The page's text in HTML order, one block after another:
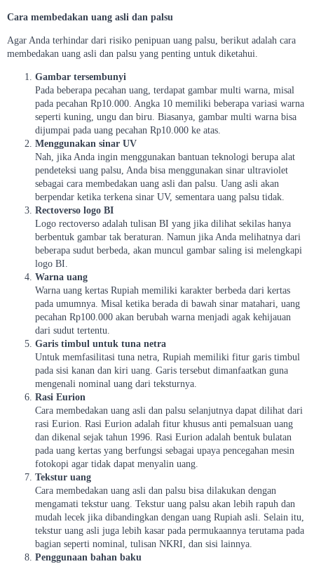
Cara membedakan uang asli dan palsu
Agar Anda terhindar dari risiko penipuan uang palsu, berikut adalah cara
membedakan uang asli dan palsu yang penting untuk diketahui.
Gambar tersembunyi
Pada beberapa pecahan uang, terdapat gambar multi warna, misal
pada pecahan Rp10.000. Angka 10 memiliki beberapa variasi warna
seperti kuning, ungu dan biru. Biasanya, gambar multi warna bisa
dijumpai pada uang pecahan Rp10.000 ke atas.
Menggunakan sinar UV
Nah, jika Anda ingin menggunakan bantuan teknologi berupa alat
pendeteksi uang palsu, Anda bisa menggunakan sinar ultraviolet
sebagai cara membedakan uang asli dan palsu. Uang asli akan
berpendar ketika terkena sinar UV, sementara uang palsu tidak.
Rectoverso logo BI
Logo rectoverso adalah tulisan BI yang jika dilihat sekilas hanya
berbentuk gambar tak beraturan. Namun jika Anda melihatnya dari
beberapa sudut berbeda, akan muncul gambar saling isi melengkapi
logo BI.
Warna uang
Warna uang kertas Rupiah memiliki karakter berbeda dari kertas
pada umumnya. Misal ketika berada di bawah sinar matahari, uang
pecahan Rp100.000 akan berubah warna menjadi agak kehijauan
dari sudut tertentu.
Garis timbul untuk tuna netra
Untuk memfasilitasi tuna netra, Rupiah memiliki fitur garis timbul
pada sisi kanan dan kiri uang. Garis tersebut dimanfaatkan guna
mengenali nominal uang dari teksturnya.
Rasi Eurion
Cara membedakan uang asli dan palsu selanjutnya dapat dilihat dari
rasi Eurion. Rasi Eurion adalah fitur khusus anti pemalsuan uang
dan dikenal sejak tahun 1996. Rasi Eurion adalah bentuk bulatan
pada uang kertas yang berfungsi sebagai upaya pencegahan mesin
fotokopi agar tidak dapat menyalin uang.
Tekstur uang
Cara membedakan uang asli dan palsu bisa dilakukan dengan
mengamati tekstur uang. Tekstur uang palsu akan lebih rapuh dan
mudah lecek jika dibandingkan dengan uang Rupiah asli. Selain itu,
tekstur uang asli juga lebih kasar pada permukaannya terutama pada
bagian seperti nominal, tulisan NKRI, dan sisi lainnya.
Penggunaan bahan baku